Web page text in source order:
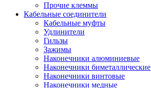
Прочие клеммы
Кабельные соединители
Кабельные муфты
Удлинители
Гильзы
Зажимы
Наконечники алюминиевые
Наконечники биметаллические
Наконечники винтовые
Наконечники медные